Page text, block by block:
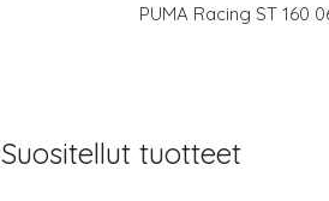
PUMA Racing ST 160
Suositellut tuotteet